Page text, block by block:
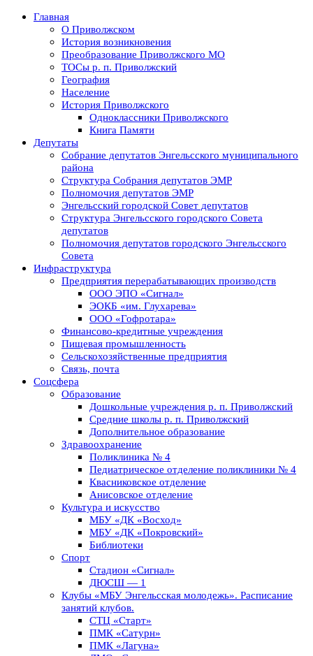
Главная
О Приволжском
История возникновения
Преобразование Приволжского МО
ТОСы р. п. Приволжский
География
Население
История Приволжского
Одноклассники Приволжского
Книга Памяти
Депутаты
Собрание депутатов Энгельсского муниципального
района
Структура Собрания депутатов ЭМР
Полномочия депутатов ЭМР
Энгельсский городской Совет депутатов
Структура Энгельсского городского Совета
депутатов
Полномочия депутатов городского Энгельсского
Совета
Инфраструктура
Предприятия перерабатывающих производств
ООО ЭПО «Сигнал»
ЭОКБ «им. Глухарева»
ООО «Гофротара»
Финансово-кредитные учреждения
Пищевая промышленность
Сельскохозяйственные предприятия
Связь, почта
Соцсфера
Образование
Дошкольные учреждения р. п. Приволжский
Средние школы р. п. Приволжский
Дополнительное образование
Здравоохранение
Поликлиника № 4
Педиатрическое отделение поликлиники № 4
Квасниковское отделение
Анисовское отделение
Культура и искусство
МБУ «ДК «Восход»
МБУ «ДК «Покровский»
Библиотеки
Спорт
Стадион «Сигнал»
ДЮСШ — 1
Клубы «МБУ Энгельсская молодежь». Расписание
занятий клубов.
СТЦ «Старт»
ПМК «Сатурн»
ПМК «Лагуна»